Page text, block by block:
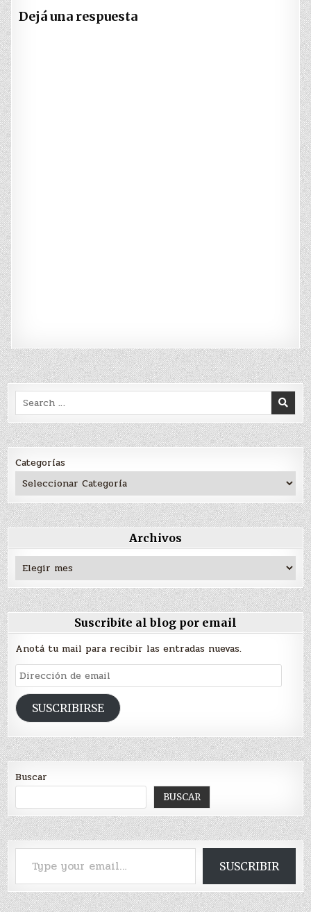
Dejá una respuesta
Search
for:
Categorías
Archivos
Archivos
Suscribite al blog por email
Anotá tu mail para recibir las entradas nuevas.
Dirección
de
emailSUSCRIBIRSE
Buscar
BUSCAR
Type your email…
SUSCRIBIR